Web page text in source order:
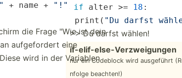
+ name + "­!"
die Frage "Wie ist dein
aufgef­ordert eine
wird in der Variablen
if alter >= 18 :
print(­ "Du darfst
>> Du darfst wählen!
if-eli­f-e­lse­-Ve­rzw­eig­ungen
nur ein Codeblock wird ausgeführt
nfolge beachten!)